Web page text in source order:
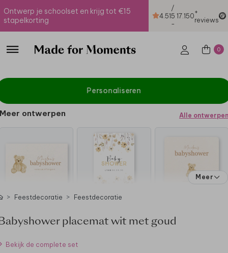
Ontwerp je schoolset en krijg tot €15
stapelkorting
4.51
/
5
-
17.150+
reviews
0
Personaliseren
Meer ontwerpen Alle ontwerpen
Meer
Feestdecoratie Feestdecoratie
placemat wit met goud
Bekijk de complete set